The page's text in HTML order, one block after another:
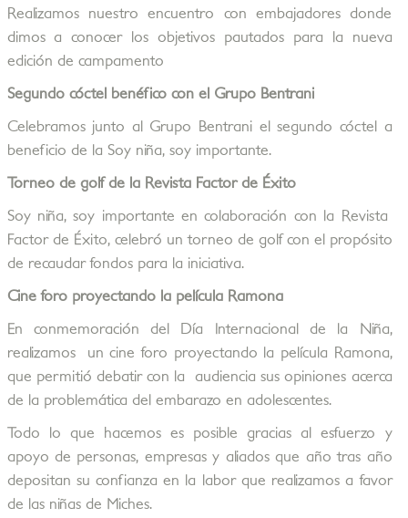
Realizamos nuestro encuentro con embajadores donde
dimos a conocer los objetivos pautados para la nueva
edición de campamento
Segundo cóctel benéfico con el Grupo Bentrani
Celebramos junto al Grupo Bentrani el segundo cóctel a
beneficio de la Soy niña, soy importante.
Torneo de golf de la Revista Factor de Éxito
Soy niña, soy importante en colaboración con la Revista
Factor de Éxito, celebró un torneo de golf con el propósito
de recaudar fondos para la iniciativa.
Cine foro proyectando la película Ramona
En conmemoración del Día Internacional de la Niña,
realizamos un cine foro proyectando la película Ramona,
que permitió debatir con la audiencia sus opiniones acerca
de la problemática del embarazo en adolescentes.
Todo lo que hacemos es posible gracias al esfuerzo y
apoyo de personas, empresas y aliados que año tras año
depositan su confianza en la labor que realizamos a favor
de las niñas de Miches.